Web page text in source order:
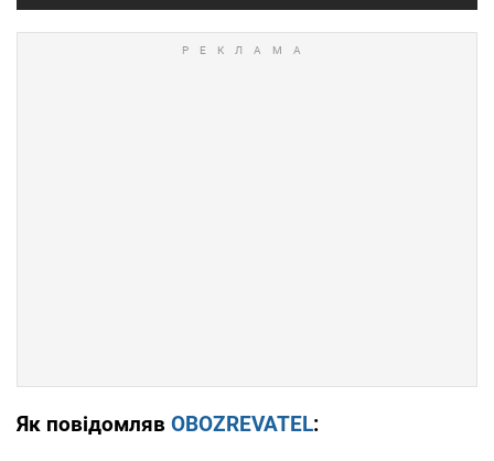
Як повідомляв OBOZREVATEL: